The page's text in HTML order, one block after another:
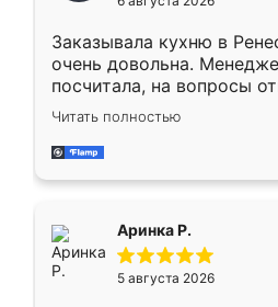
мебели буду заказывать
Заказывала кухню в
очень довольна.
посчитала, на вопросы
Замерщик приехал в
делу со всей
за день, ребята работали
Читать полностью
Аринка Р.
5 августа 2026